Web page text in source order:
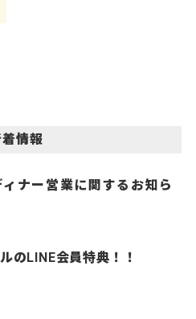
情報
ィナー営業に関するお知ら
のLINE会員特典！！